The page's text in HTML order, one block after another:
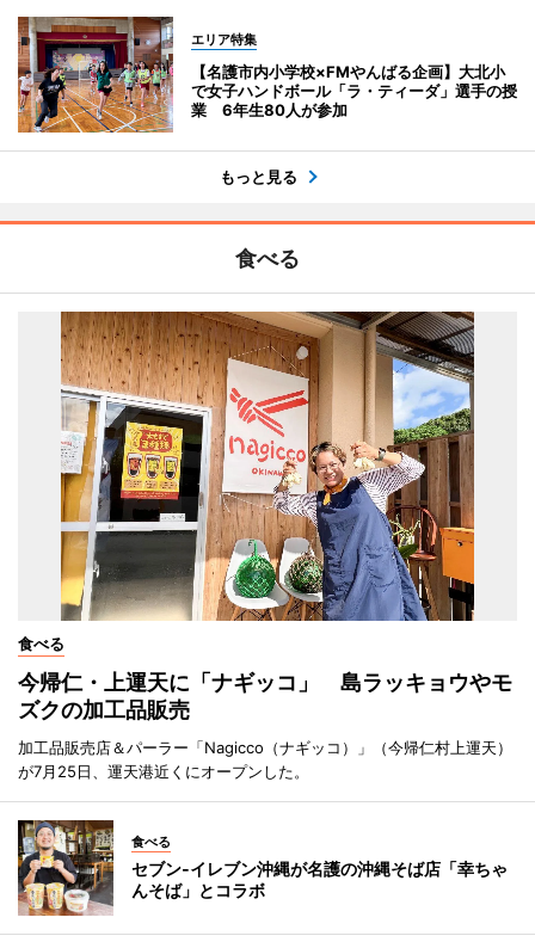
エリア特集
【名護市内小学校×FMやんばる企画】大北小
で女子ハンドボール「ラ・ティーダ」選手の授
業 6年生80人が参加
もっと見る
食べる
食べる
今帰仁・上運天に「ナギッコ」 島ラッキョウやモ
ズクの加工品販売
加工品販売店＆パーラー「Nagicco（ナギッコ）」（今帰仁村上運天）
が7月25日、運天港近くにオープンした。
食べる
セブン‐イレブン沖縄が名護の沖縄そば店「幸ちゃ
んそば」とコラボ